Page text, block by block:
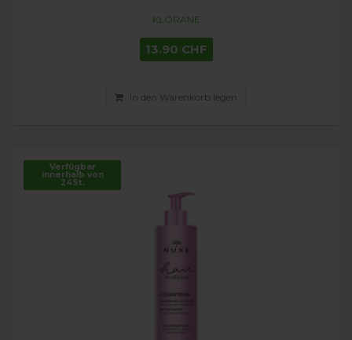
KLORANE
13.90 CHF
In den Warenkorb legen
Verfügbar
innerhalb von
24St.